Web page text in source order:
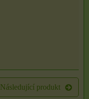
Následující produkt